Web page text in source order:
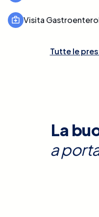
Visita
Tutte le
La
a